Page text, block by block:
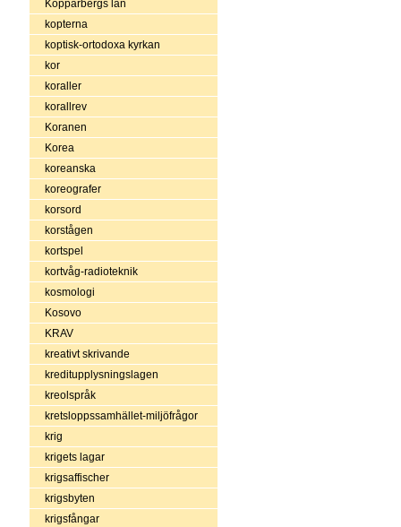
Kopparbergs län
kopterna
koptisk-ortodoxa kyrkan
kor
koraller
korallrev
Koranen
Korea
koreanska
koreografer
korsord
korstågen
kortspel
kortvåg-radioteknik
kosmologi
Kosovo
KRAV
kreativt skrivande
kreditupplysningslagen
kreolspråk
kretsloppssamhället-miljöfrågor
krig
krigets lagar
krigsaffischer
krigsbyten
krigsfångar